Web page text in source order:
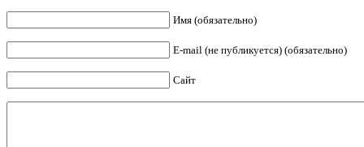
Имя (обязательно)
E-mail (не публикуется) (обязательно)
Сайт